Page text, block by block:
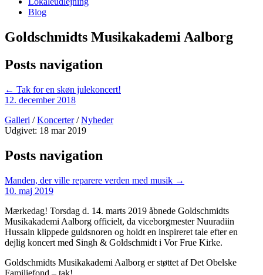
Blog
Goldschmidts Musikakademi Aalborg
Posts navigation
← Tak for en skøn julekoncert!
12. december 2018
Galleri /Koncerter/Nyheder
Udgivet: 18 mar 2019
Posts navigation
Manden, der ville reparere verden med musik →
10. maj 2019
Mærkedag! Torsdag d. 14. marts 2019 åbnede Goldschmidts
Musikakademi Aalborg officielt, da viceborgmester Nuuradiin
Hussain klippede guldsnoren og holdt en inspireret tale efter en
dejlig koncert med Singh & Goldschmidt i Vor Frue Kirke.
Goldschmidts Musikakademi Aalborg er støttet af Det Obelske
Familiefond – tak!